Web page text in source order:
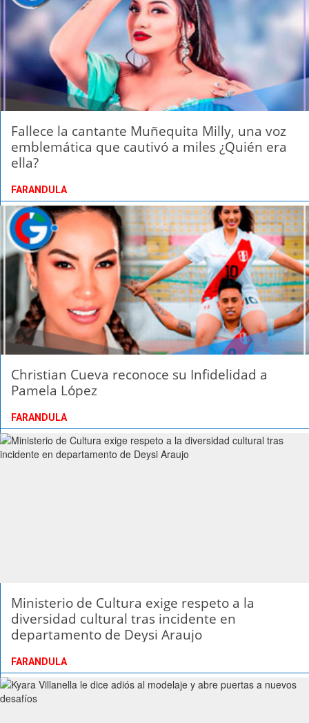
Fallece la cantante Muñequita Milly, una voz
emblemática que cautivó a miles ¿Quién era
ella?
FARANDULA
Christian Cueva reconoce su Infidelidad a
Pamela López
FARANDULA
Ministerio de Cultura exige respeto a la
diversidad cultural tras incidente en
departamento de Deysi Araujo
FARANDULA